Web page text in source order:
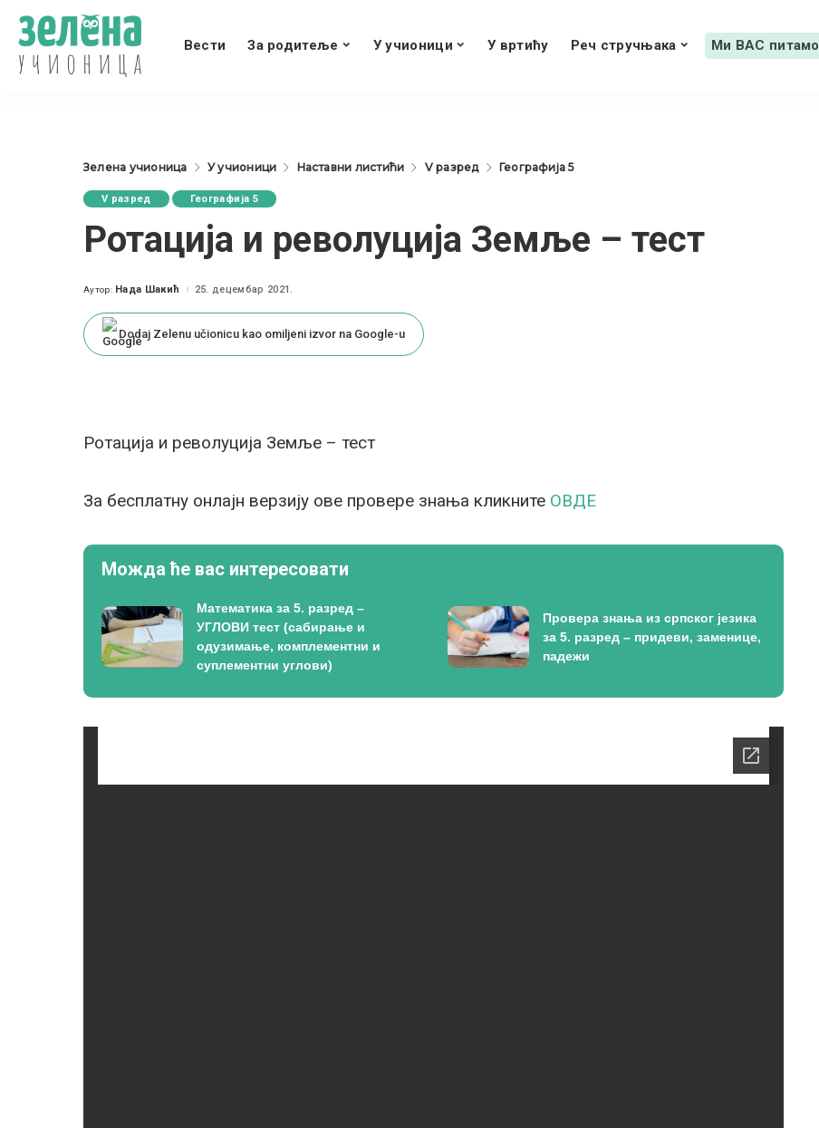
Вести За родитеље У учионици У вртићу Реч стручњака Ми ВАС питамо
Зелена учионица У учионици Наставни листићи V разред Географија 5
V разред Географија 5
Ротација и револуција Земље – тест
Posted
Аутор: Нада Шакић 25. децембар 2021.
Dodaj Zelenu učionicu kao omiljeni izvor na Google-u
Ротација и револуција Земље – тест
За бесплатну онлајн верзију ове провере знања кликните ОВДЕ
Можда ће вас интересовати
Математика за 5. разред –
УГЛОВИ тест (сабирање и
одузимање, комплементни и
суплементни углови)
Провера знања из српског језика
за 5. разред – придеви, заменице,
падежи